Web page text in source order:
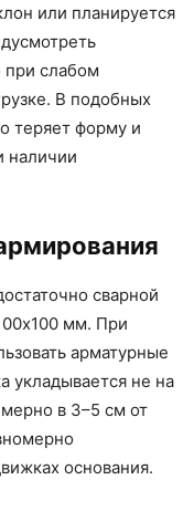
или планируется
слабом
В подобных
теряет форму и
наличии
сварной
мм. При
арматурные
укладывается не на
в 3–5 см от
основания.